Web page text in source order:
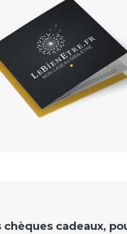
chèques cadeaux,